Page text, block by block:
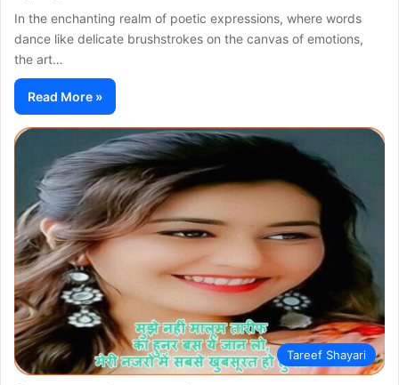
In the enchanting realm of poetic expressions, where words
dance like delicate brushstrokes on the canvas of emotions,
the art…
Read More »
Tareef Shayari